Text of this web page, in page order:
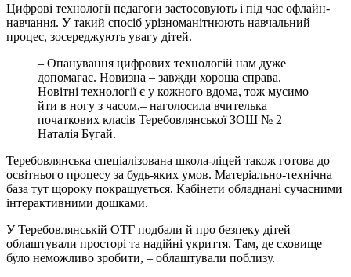
Цифровi технологiї педагоги застосовують i пiд час офлайн-
навчання. У такий спосiб урiзноманiтнюють навчальний
процес, зосереджують увагу дiтей.
– Опанування цифрових технологiй нам дуже
допомагає. Новизна – завжди хороша справа.
Новiтнi технологiї є у кожного вдома, тож мусимо
йти в ногу з часом,– наголосила вчителька
початкових класiв Теребовлянської ЗОШ № 2
Наталiя Бугай.
Теребовлянська спецiалiзована школа-лiцей також готова до
освiтнього процесу за будь-яких умов. Матерiально-технiчна
база тут щороку покращується. Кабiнети обладнанi сучасними
iнтерактивними дошками.
У Теребовлянськiй ОТГ подбали й про безпеку дiтей –
облаштували просторi та надiйнi укриття. Там, де сховище
було неможливо зробити, – облаштували поблизу.